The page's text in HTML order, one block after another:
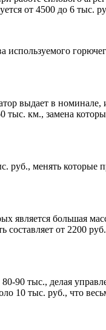
от 4500 до 6 тыс.
используемого
выдает в номинале,
тыс. км., замена
руб., менять которые
является большая
от 2200
90 тыс., делая
10 тыс. руб., что